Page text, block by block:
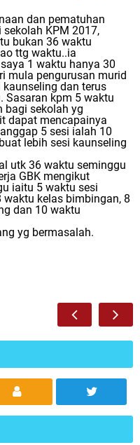
dan pematuhan
KPM 2017,
bukan 36 waktu
ttg waktu..ia
1 waktu hanya 30
mula pengurusan murid
dan terus
Sasaran kpm 5 waktu
bagi sekolah yg
dapat mencapainya
5 sesi ialah 10
lebih sesi kaunseling
utk 36 waktu seminggu
GBK mengikut
iaitu 5 waktu sesi
kelas bimbingan, 8
dan 10 waktu
yg bermasalah.